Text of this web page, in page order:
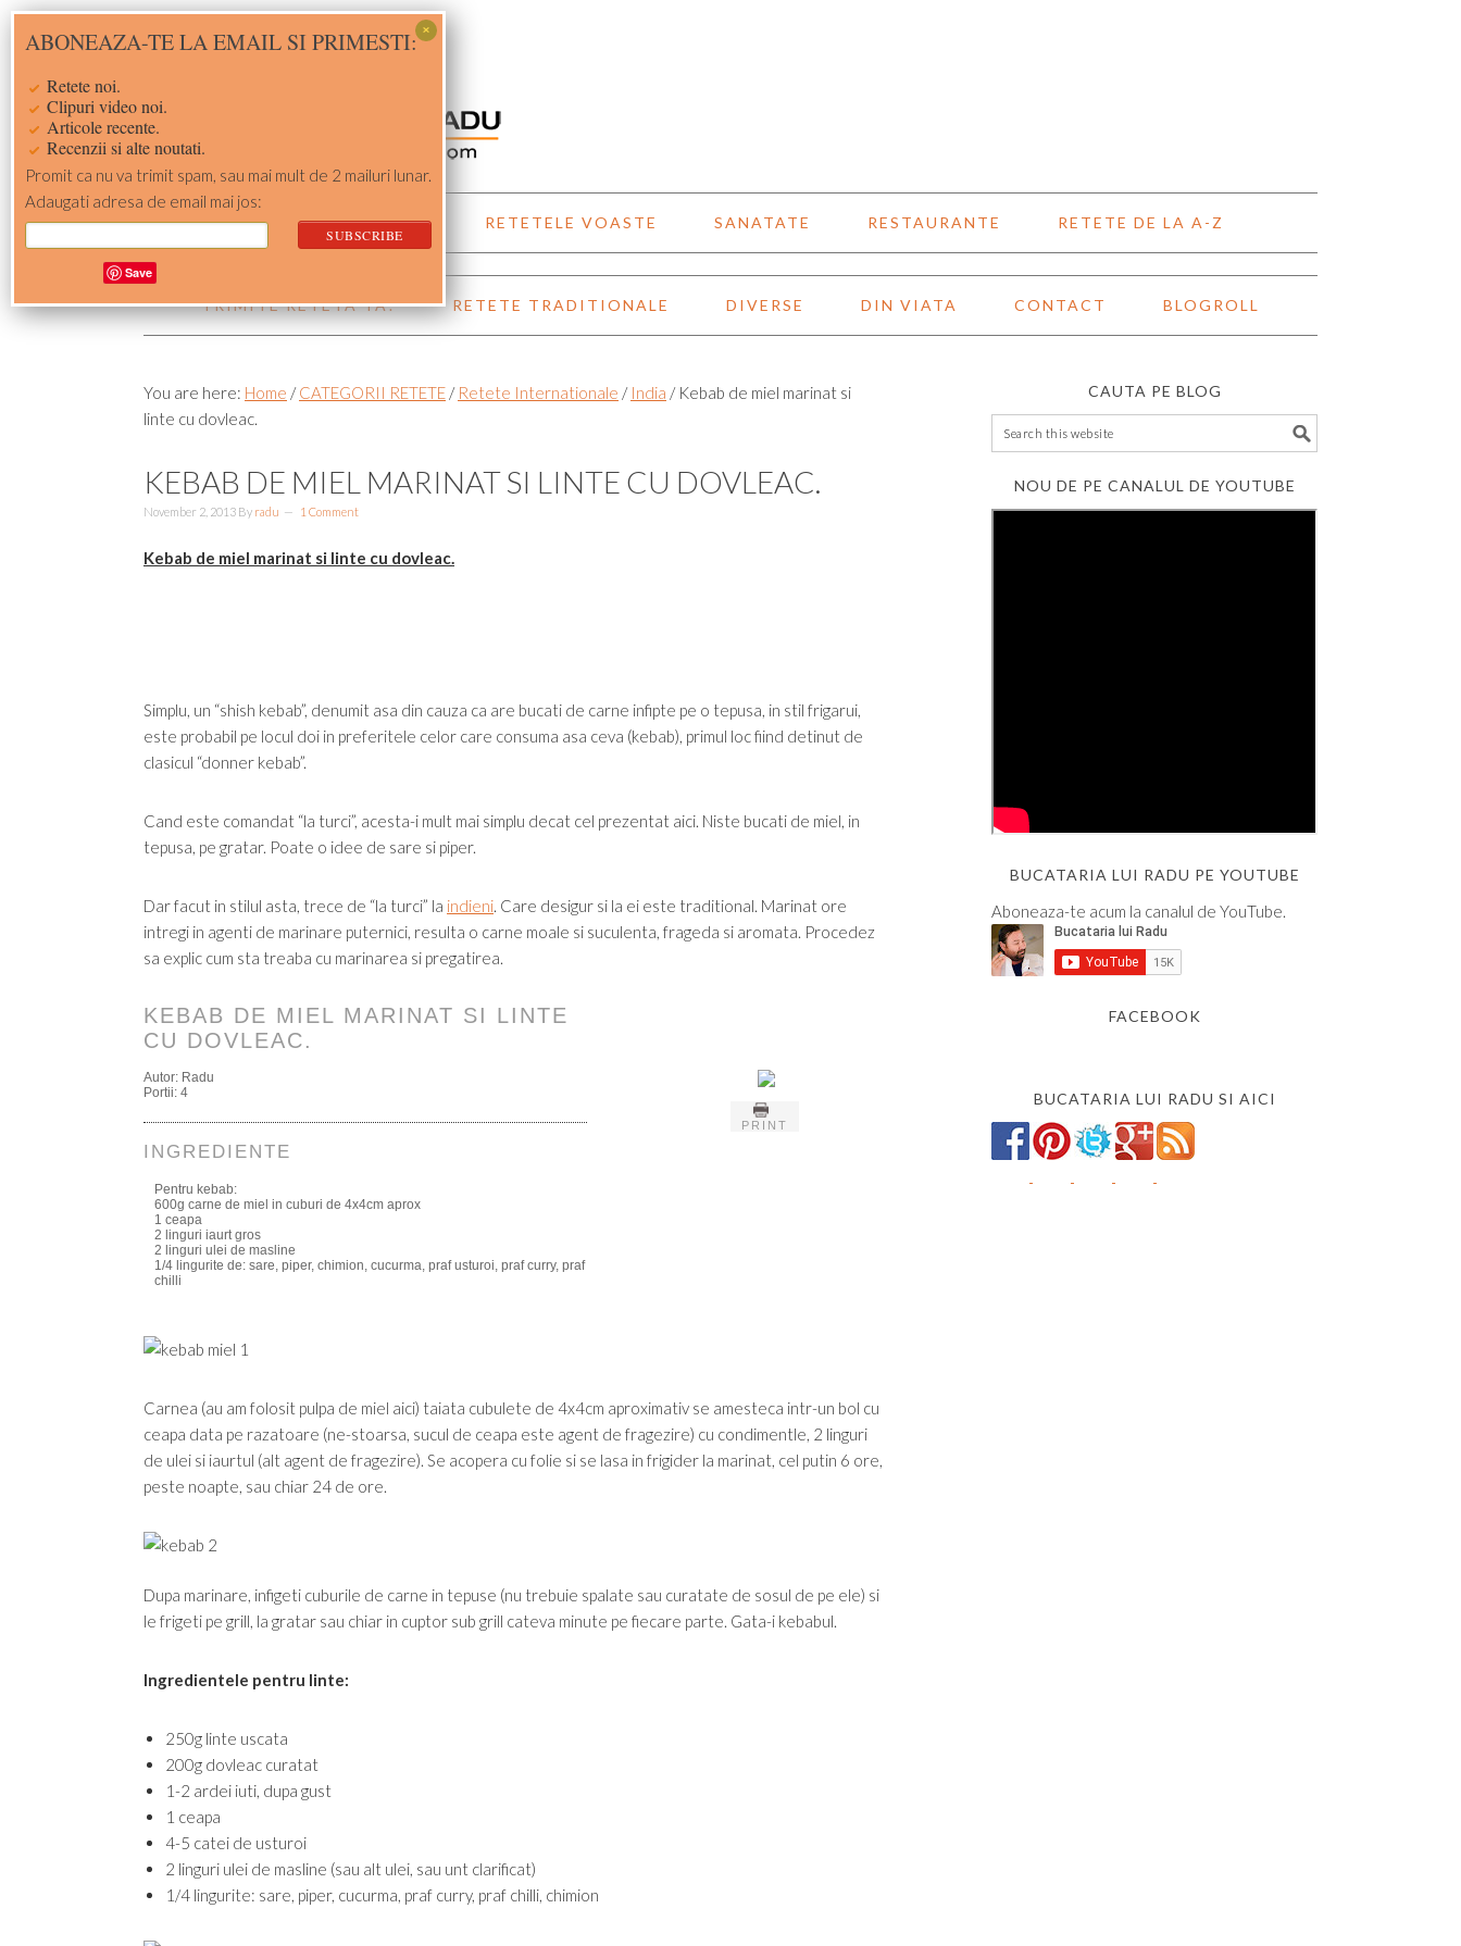
Skip
to
Skip
to
Skip
to
Skip
to
ACASA RETETE RETETELE VOASTE SANATATE RESTAURANTE RETETE DE LA A-Z
TRIMITE RETETA TA! RETETE TRADITIONALE DIVERSE DIN VIATA CONTACT BLOGROLL
You are here: Home / CATEGORII RETETE / Retete Internationale / India /Kebab de miel marinat si
linte cu dovleac.
KEBAB DE MIEL MARINAT SI LINTE CU DOVLEAC.
November 2, 2013 By radu 1 Comment
Kebab de miel marinat si linte cu dovleac.
Simplu, un “shish kebab”, denumit asa din cauza ca are bucati de carne infipte pe o tepusa, in stil frigarui,
este probabil pe locul doi in preferitele celor care consuma asa ceva (kebab), primul loc fiind detinut de
clasicul “donner kebab”.
Cand este comandat “la turci”, acesta-i mult mai simplu decat cel prezentat aici. Niste bucati de miel, in
tepusa, pe gratar. Poate o idee de sare si piper.
Dar facut in stilul asta, trece de “la turci” la indieni. Care desigur si la ei este traditional. Marinat ore
intregi in agenti de marinare puternici, resulta o carne moale si suculenta, frageda si aromata. Procedez
sa explic cum sta treaba cu marinarea si pregatirea.
KEBAB DE MIEL MARINAT SI LINTE
CU DOVLEAC.
PRINT
Autor: Radu
Portii: 4
INGREDIENTE
Pentru kebab:
600g carne de miel in cuburi de 4x4cm aprox
1 ceapa
2 linguri iaurt gros
2 linguri ulei de masline
1/4 lingurite de: sare, piper, chimion, cucurma, praf usturoi, praf curry, praf
chilli
Carnea (au am folosit pulpa de miel aici) taiata cubulete de 4x4cm aproximativ se amesteca intr-un bol cu
ceapa data pe razatoare (ne-stoarsa, sucul de ceapa este agent de fragezire) cu condimentle, 2 linguri
de ulei si iaurtul (alt agent de fragezire). Se acopera cu folie si se lasa in frigider la marinat, cel putin 6 ore,
peste noapte, sau chiar 24 de ore.
Dupa marinare, infigeti cuburile de carne in tepuse (nu trebuie spalate sau curatate de sosul de pe ele) si
le frigeti pe grill, la gratar sau chiar in cuptor sub grill cateva minute pe fiecare parte. Gata-i kebabul.
Ingredientele pentru linte:
250g linte uscata
200g dovleac curatat
1-2 ardei iuti, dupa gust
1 ceapa
4-5 catei de usturoi
2 linguri ulei de masline (sau alt ulei, sau unt clarificat)
1/4 lingurite: sare, piper, cucurma, praf curry, praf chilli, chimion
CAUTA PE BLOG
NOU DE PE CANALUL DE YOUTUBE
BUCATARIA LUI RADU PE YOUTUBE
Aboneaza-te acum la canalul de YouTube.
FACEBOOK
BUCATARIA LUI RADU SI AICI
ABONEAZA-TE LA EMAIL SI PRIMESTI:
Retete noi.
Clipuri video noi.
Articole recente.
Recenzii si alte noutati.
Promit ca nu va trimit spam, sau mai mult de 2 mailuri lunar.
Adaugati adresa de email mai jos:
Save